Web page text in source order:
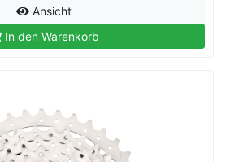
Ansicht
In den Warenkorb